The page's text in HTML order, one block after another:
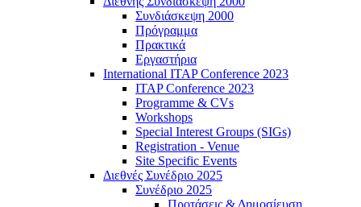
Συνδιάσκεψη 2000
Πρόγραμμα
Πρακτικά
Εργαστήρια
International ITAP Conference 2023
ITAP Conference 2023
Programme & CVs
Workshops
Special Interest Groups (SIGs)
Registration - Venue
Site Specific Events
Διεθνές Συνέδριο 2025
Συνέδριο 2025
Προτάσεις & Δημοσίευση